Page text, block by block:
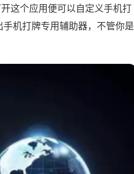
这个应用便可以自定义手机打
机打牌专用辅助器，不管你是